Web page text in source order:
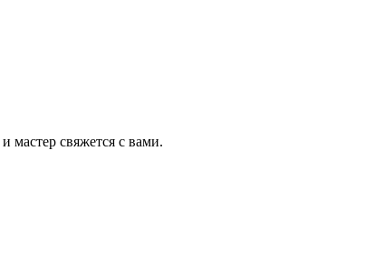
и мастер свяжется с вами.